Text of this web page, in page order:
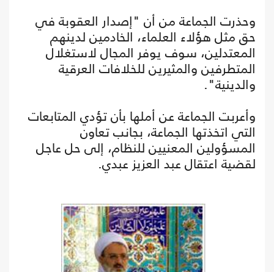
وحذرت الجماعة من أن "إصدار العقوبة في
حق مثل هؤلاء العلماء، الخادمين لدينهم
المعتدلين، سوف يوفر المجال لاستغلال
المتطرفين والمثيرين للخلافات العرقية
والدينية".
وأعربت الجماعة عن أملها بأن تؤدي المتابعات
التي اتخذتها الجماعة، بجانب تعاون
المسؤولين المعنيين للنظام، إلى حل عاجل
لقضية اعتقال عبد العزيز عبدي.